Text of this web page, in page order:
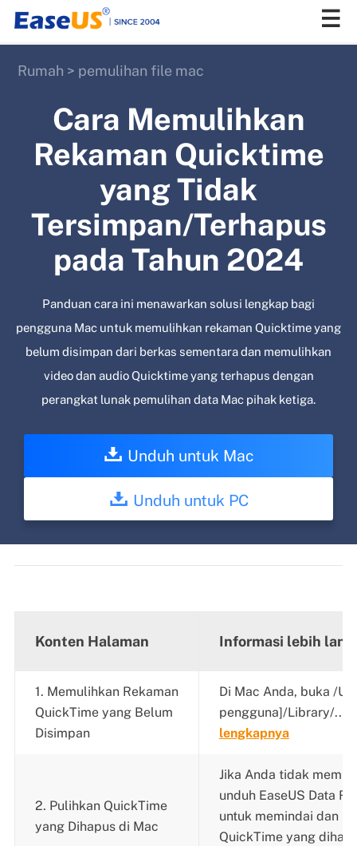
Rumah > pemulihan file mac
Cara Memulihkan
Rekaman Quicktime
yang Tidak
Tersimpan/Terhapus
pada Tahun 2024
Panduan cara ini menawarkan solusi lengkap bagi
pengguna Mac untuk memulihkan rekaman Quicktime yang
belum disimpan dari berkas sementara dan memulihkan
video dan audio Quicktime yang terhapus dengan
perangkat lunak pemulihan data Mac pihak ketiga.
Unduh untuk Mac
Unduh untuk PC
Konten Halaman Informasi lebih
1. Memulihkan Rekaman
QuickTime yang Belum
Disimpan
Di Mac Anda, buka /
pengguna]/Library/...
lengkapnya
2. Pulihkan QuickTime
yang Dihapus di Mac
Jika Anda tidak
unduh EaseUS Data
untuk memindai dan
QuickTime yang